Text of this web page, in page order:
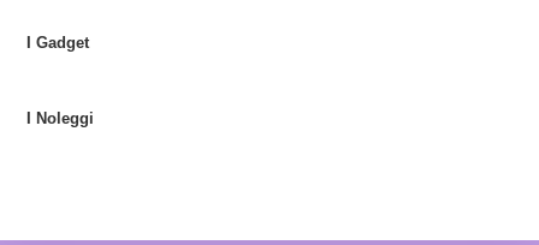
I Gadget
I Noleggi